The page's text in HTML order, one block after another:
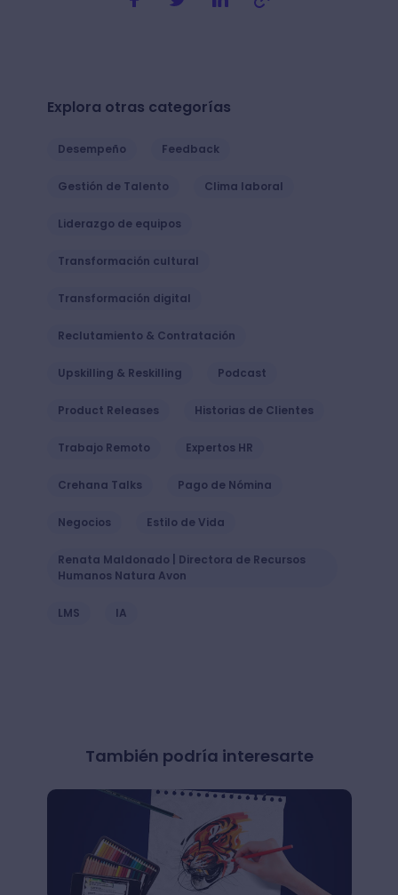
Explora otras categorías
Desempeño Feedback
Gestión de Talento Clima laboral
Liderazgo de equipos
Transformación cultural
Transformación digital
Reclutamiento & Contratación
Upskilling & Reskilling Podcast
Product Releases Historias de Clientes
Trabajo Remoto Expertos HR
Crehana Talks Pago de Nómina
Negocios Estilo de Vida
Renata Maldonado | Directora de Recursos
Humanos Natura Avon
LMS IA
También podría interesarte